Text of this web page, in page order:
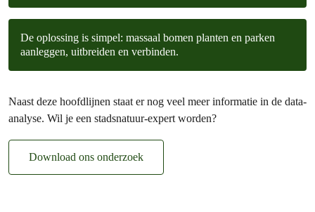
De oplossing is simpel: massaal bomen planten en parken
aanleggen, uitbreiden en verbinden.
Naast deze hoofdlijnen staat er nog veel meer informatie in de data-
analyse. Wil je een stadsnatuur-expert worden?
Download ons onderzoek